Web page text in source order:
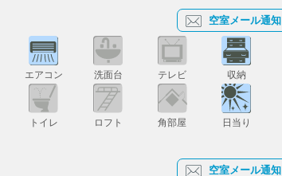
空室メール通知
エアコン 洗面台 テレビ 収納
トイレ ロフト 角部屋 日当り
空室メール通知